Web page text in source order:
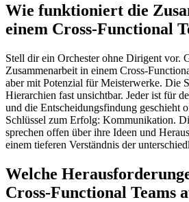
Wie funktioniert die
einem Cross-Functional
Stell dir ein Orchester ohne Dirigent vor.
Zusammenarbeit in einem Cross-
aber mit Potenzial für Meisterwerke. Die
Hierarchien fast unsichtbar. Jeder ist für
und die Entscheidungsfindung geschieht
Schlüssel zum Erfolg: Kommunikation.
sprechen offen über ihre Ideen und
einem tieferen Verständnis der
Welche
Cross-Functional Teams